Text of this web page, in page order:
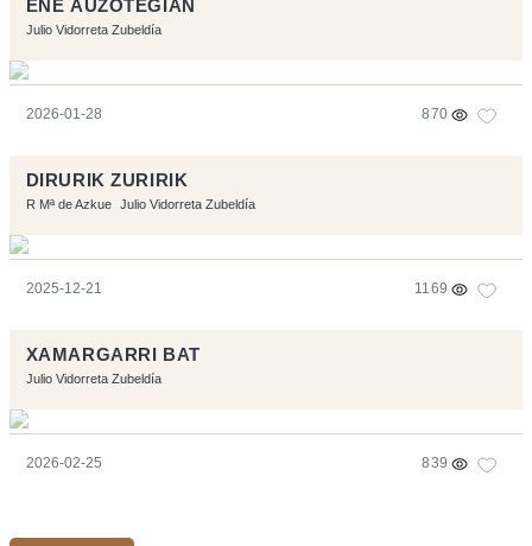
ENE AUZOTEGIAN
Julio Vidorreta Zubeldía
2026-01-28 870
DIRURIK ZURIRIK
R Mª de Azkue Julio Vidorreta Zubeldía
2025-12-21 1169
XAMARGARRI BAT
Julio Vidorreta Zubeldía
2026-02-25 839